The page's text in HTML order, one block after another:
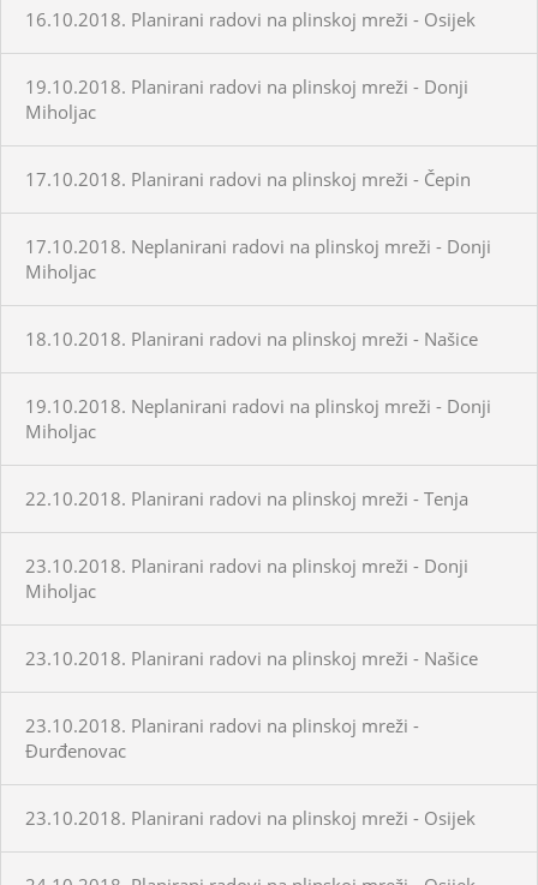
16.10.2018. Planirani radovi na plinskoj mreži - Osijek
19.10.2018. Planirani radovi na plinskoj mreži - Donji
Miholjac
17.10.2018. Planirani radovi na plinskoj mreži - Čepin
17.10.2018. Neplanirani radovi na plinskoj mreži - Donji
Miholjac
18.10.2018. Planirani radovi na plinskoj mreži - Našice
19.10.2018. Neplanirani radovi na plinskoj mreži - Donji
Miholjac
22.10.2018. Planirani radovi na plinskoj mreži - Tenja
23.10.2018. Planirani radovi na plinskoj mreži - Donji
Miholjac
23.10.2018. Planirani radovi na plinskoj mreži - Našice
23.10.2018. Planirani radovi na plinskoj mreži -
Đurđenovac
23.10.2018. Planirani radovi na plinskoj mreži - Osijek